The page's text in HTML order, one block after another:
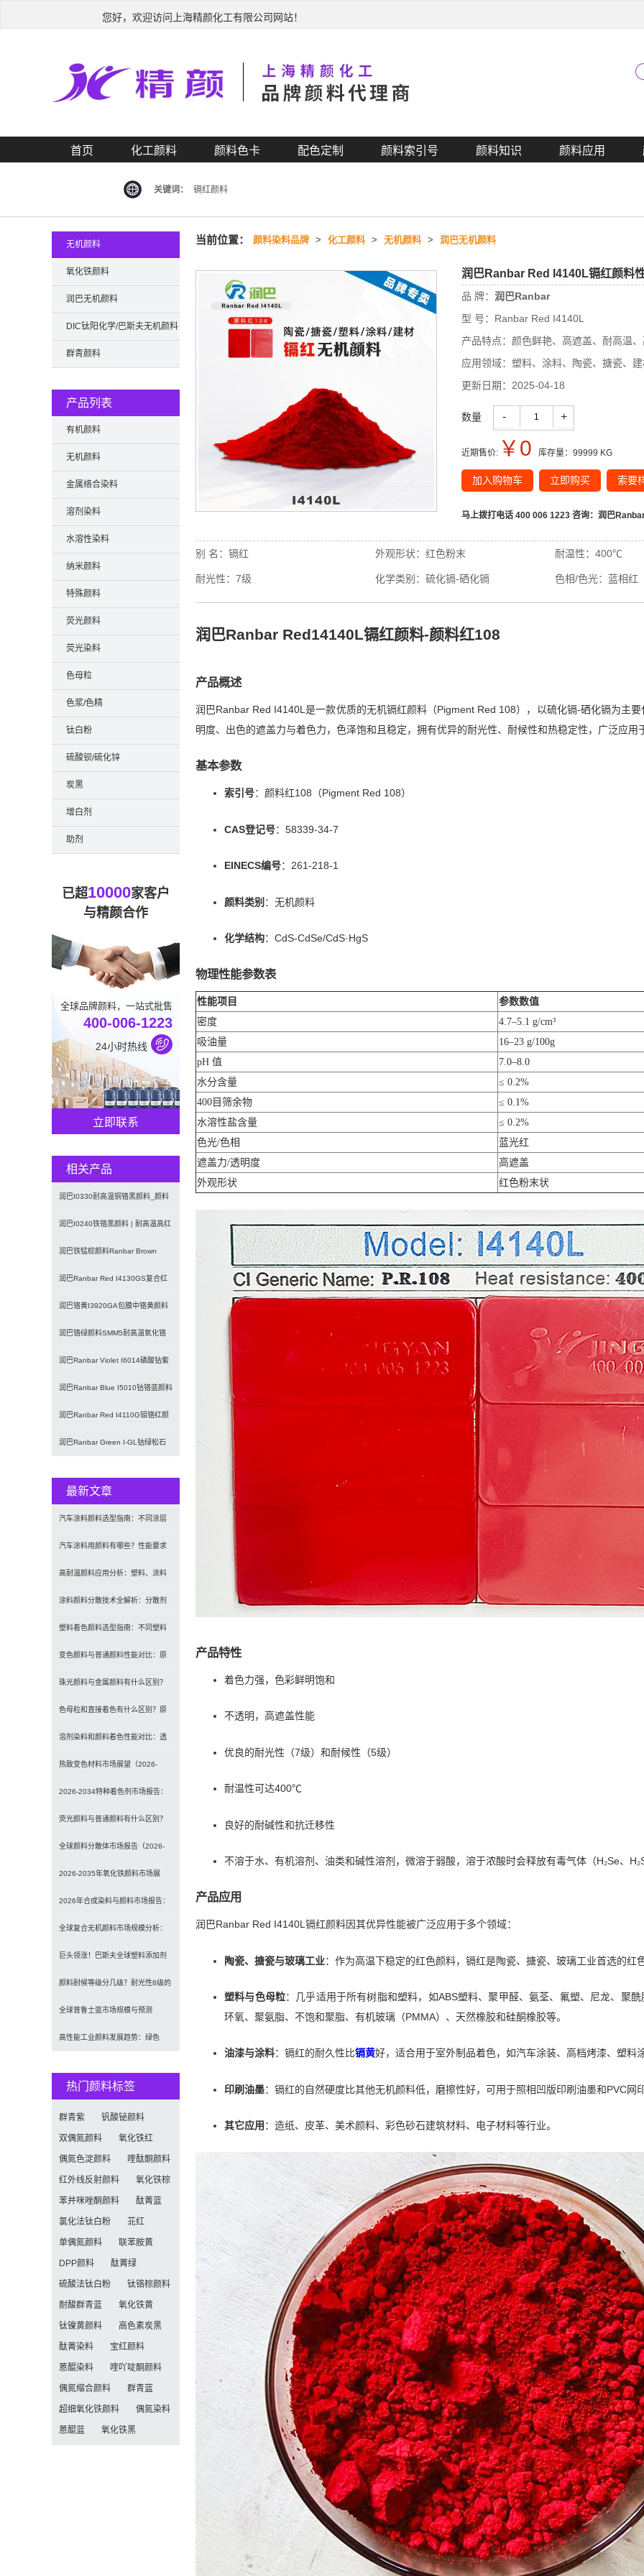
您好，欢迎访问上海精颜化工有限公司网站！
首页 化工颜料 颜料色卡 配色定制 颜料索引号 颜料知识 颜料应用
关键词： 镉红颜料
当前位置： 颜料染料品牌 > 化工颜料 > 无机颜料 > 润巴无机颜料
润巴Ranbar Red I4140L镉红颜料
品 牌： 润巴Ranbar
型 号： Ranbar Red I4140L
产品特点： 颜色鲜艳、高遮盖、耐高温
应用领域： 塑料、涂料、陶瓷、搪瓷、
更新日期： 2025-04-18
数量 - +
近期售价: ￥0 库存量： 99999 KG
加入购物车 立即购买 索要
马上拨打电话 400 006 1223 咨询： 润巴
别 名： 镉红 外观形状： 红色粉末 耐温性： 400℃
耐光性： 7级 化学类别： 硫化镉-硒化镉 色相/色光： 蓝相红
润巴Ranbar Red14140L镉红颜料-颜料红108
产品概述
润巴Ranbar Red I4140L是一款优质的无机镉红颜料（Pigment Red 108），以硫化镉-硒化镉为主
明度、出色的遮盖力与着色力，色泽饱和且稳定，拥有优异的耐光性、耐候性和热稳定性，广泛应用
基本参数
索引号：颜料红108（Pigment Red 108）
CAS登记号：58339-34-7
EINECS编号：261-218-1
颜料类别 ：无机颜料
化学结构：CdS-CdSe/CdS·HgS
物理性能参数表
性能项目
参数数值
密度
4.7–5.1 g/cm³
吸油量
16–23 g/100g
pH 值
7.0–8.0
水分含量
≤ 0.2%
400目筛余物
≤ 0.1%
水溶性盐含量
≤ 0.2%
色光/色相
蓝光红
遮盖力/透明度
高遮盖
外观形状
红色粉末状
产品特性
着色力强，色彩鲜明饱和
不透明，高遮盖性能
优良的耐光性（7级）和耐候性（5级）
耐温性可达400℃
良好的耐碱性和抗迁移性
不溶于水、有机溶剂、油类和碱性溶剂，微溶于弱酸，溶于浓酸时会释放有毒气体（H₂Se、
产品应用
润巴Ranbar Red I4140L镉红颜料因其优异性能被广泛应用于多个领域：
陶瓷、搪瓷与玻璃工业：作为高温下稳定的红色颜料，镉红是陶瓷、搪瓷、玻璃工业首选的红
塑料与色母粒：几乎适用于所有树脂和塑料，如ABS塑料、聚甲醛、氨荃、氟塑、尼龙、聚
环氧、聚氨脂、不饱和聚脂、有机玻璃（PMMA）、天然橡胶和硅酮橡胶等。
油漆与涂料：镉红的耐久性比镉黄好，适合用于室外制品着色，如汽车涂装、高档烤漆、塑料
印刷油墨：镉红的自然硬度比其他无机颜料低，磨擦性好，可用于照相凹版印刷油墨和PVC网
其它应用 ：造纸、皮革、美术颜料、彩色砂石建筑材料、电子材料等行业。
无机颜料
氧化铁颜料
润巴无机颜料
DIC钛阳化学/巴斯夫无机颜料
群青颜料
产品列表
有机颜料
无机颜料
金属络合染料
溶剂染料
水溶性染料
纳米颜料
特殊颜料
荧光颜料
荧光染料
色母粒
色浆/色精
钛白粉
硫酸钡/硫化锌
炭黑
增白剂
助剂
已超10000家客户
与精颜合作
全球品牌颜料，一站式批售
400-006-1223
24小时热线
立即联系
相关产品
润巴I0330耐高温铜铬黑颜料_颜料
黑28
润巴I0240铁铬黑颜料 | 耐高温高红
外反射颜料棕29（P
润巴铁锰棕颜料Ranbar Brown
I3664耐高温无机
润巴Ranbar Red I4130GS复合红
颜料｜替代铅铬
润巴铬黄I3920GA包膜中铬黄颜料
润巴铬绿颜料SMM5耐高温氧化铬
绿无机颜料
润巴Ranbar Violet I6014磷酸钴紫
颜料_颜料
润巴Ranbar Blue I5010钴铬蓝颜料
｜高性能绿相
润巴Ranbar Red I4110G钼铬红颜
料
润巴Ranbar Green I-GL钴绿松石
最新文章
汽车涂料颜料选型指南：不同涂层
应用要求、OEM与修补漆用颜料
汽车涂料用颜料有哪些？性能要求
及常用颜料类型介绍
高耐温颜料应用分析：塑料、涂料
及工程材料的选型原则与行业实践
涂料颜料分散技术全解析：分散剂
选型、研磨工艺及常见问题解决
塑料着色颜料选型指南：不同塑料
材料如何选择合适颜料？
变色颜料与普通颜料性能对比：原
理、特点及应用差异解析
珠光颜料与金属颜料有什么区别？
原理、效果与应用对比
色母粒和直接着色有什么区别？原
理、性能与应用全面对比
溶剂染料和颜料着色性能对比：透
明性、耐候性与应用选择全解析
热致变色材料市场展望（2026-
2034）：2034年将达3
2026-2034特种着色剂市场报告：
规模、份额、趋势及预测
荧光颜料与普通颜料有什么区别？
发光原理、性能对比及应用解析
全球颜料分散体市场报告（2026-
2033）：无机颜料主导，
2026-2035年氧化铁颜料市场展
望：全球规模将达41亿美
2026年合成染料与颜料市场报告：
规模、趋势及2030年增长
全球复合无机颜料市场规模分析：
2035年达5.39亿美元，建
巨头领涨！巴斯夫全球塑料添加剂
涨价20% 原材料成本推高行业
颜料耐候等级分几级？耐光性8级的
定义及耐候性测试标准解析
全球普鲁士蓝市场规模与预测
（2026-2034）：按类型、形
高性能工业颜料发展趋势：绿色
热门颜料标签
群青紫 钒酸铋颜料
双偶氮颜料 氧化铁红
偶氮色淀颜料 喹酞酮颜料
红外线反射颜料 氧化铁棕
苯并咪唑酮颜料 酞菁蓝
氯化法钛白粉 苝红
单偶氮颜料 联苯胺黄
DPP颜料 酞菁绿
硫酸法钛白粉 钛铬棕颜料
耐酸群青蓝 氧化铁黄
钛镍黄颜料 高色素炭黑
酞菁染料 宝红颜料
蒽醌染料 喹吖啶酮颜料
偶氮缩合颜料 群青蓝
超细氧化铁颜料 偶氮染料
蒽醌蓝 氧化铁黑